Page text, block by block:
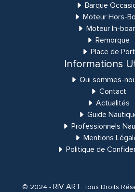
Barque
Moteur Hors-
Moteur In-
Remorque
Place de Port
Informations
Qui sommes-
Contact
Actualités
Guide
Professionnels
Mentions
Politique de
© 2024 -RIV ART. Tous Droits